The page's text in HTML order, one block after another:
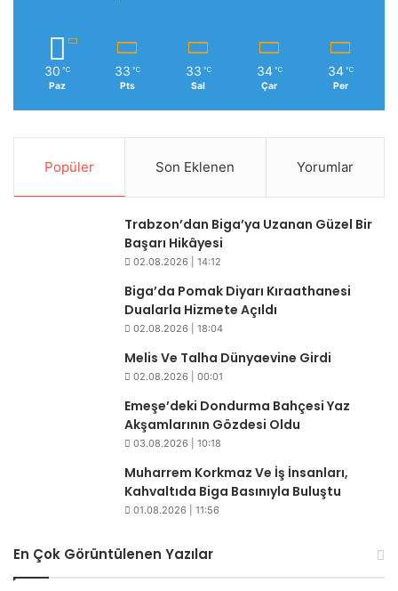
30 ℃
Paz
33 ℃
Pts
33 ℃
Sal
34 ℃
Çar
34 ℃
Per
Popüler Son Eklenen Yorumlar
Trabzon’dan Biga’ya Uzanan Güzel Bir
Başarı Hikâyesi
02.08.2026 | 14:12
Biga’da Pomak Diyarı Kıraathanesi
Dualarla Hizmete Açıldı
02.08.2026 | 18:04
Melis Ve Talha Dünyaevine Girdi
02.08.2026 | 00:01
​​Emeşe’deki Dondurma Bahçesi Yaz
Akşamlarının Gözdesi Oldu
03.08.2026 | 10:18
​Muharrem Korkmaz Ve İş İnsanları,
Kahvaltıda Biga Basınıyla Buluştu
01.08.2026 | 11:56
En Çok Görüntülenen Yazılar